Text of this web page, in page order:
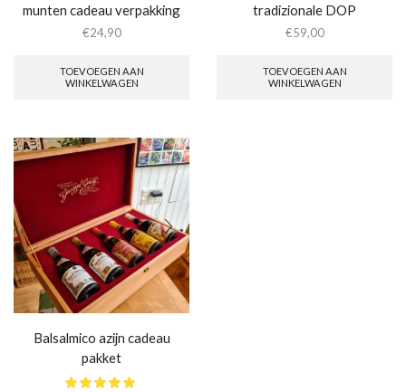
munten cadeau verpakking
€24,90
TOEVOEGEN AAN
WINKELWAGEN
tradizionale DOP
€59,00
TOEVOEGEN AAN
WINKELWAGEN
Balsalmico azijn cadeau
pakket